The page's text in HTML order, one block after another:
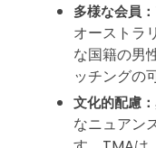
多様な会員：
オーストラ
な国籍の男
ッチングの
文化的配慮：
なニュアン